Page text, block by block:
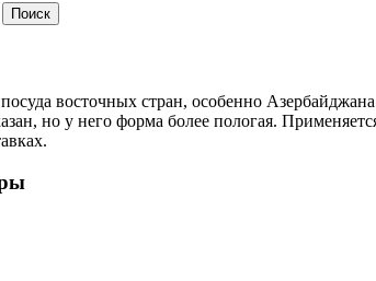
Поиск
восточных стран, особенно
но у него форма более пологая.